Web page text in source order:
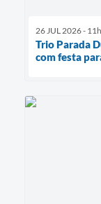
26 JUL 2026 -
Trio Parada
com festa